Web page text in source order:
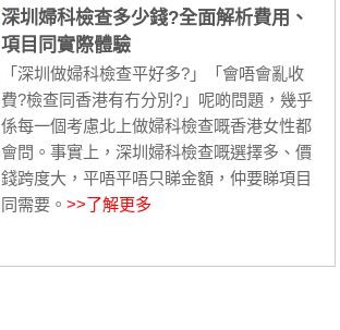
深圳婦科檢查多少錢?全面解析費用、
項目同實際體驗
「深圳做婦科檢查平好多?」「會唔會亂收
費?檢查同香港有冇分別?」呢啲問題，幾乎
係每一個考慮北上做婦科檢查嘅香港女性都
會問。事實上，深圳婦科檢查嘅選擇多、價
錢跨度大，平唔平唔只睇金額，仲要睇項目
同需要。>>了解更多